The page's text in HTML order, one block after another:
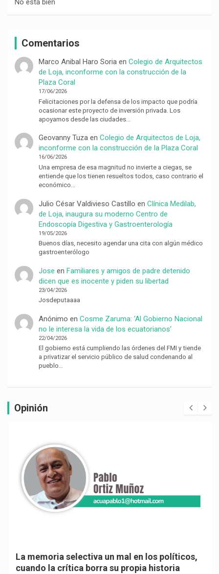
No está bien
Comentarios
Marco Anibal Haro Soriaen Colegio de Arquitectos
de Loja, inconforme con la construcción de la
Plaza Coral
17/06/2026
Felicitaciones por la defensa de los impacto que podría
ocasionar este proyecto de inversión privada. Los
apoyamos desde las ciudades…
Geovanny Tuzaen Colegio de Arquitectos de Loja,
inconforme con la construcción de la Plaza Coral
16/06/2026
Una empresa de esa magnitud no invierte a ciegas, se
entiende que los tienen resueltos todos, caso contrario el
económico…
Julio César Valdivieso Castillo en Clínica Medilab,
de Loja, inaugura su moderno Centro de
Endoscopía Digestiva y Gastroenterología
19/05/2026
Buenos días, necesito agendar una cita con algún médico
gastroenterólogo
Jose en Familiares y amigos de padre detenido
dicen que es inocente y piden su libertad
23/04/2026
Josdeputaaaa
Anónimo en Cosme Zaruma: ‘Al Gobierno Nacional
no le interesa la vida de los ecuatorianos’
22/04/2026
El gobierno está cumpliendo las órdenes del FMI y tiende
a privatizar el servicio público de salud condenando al
pueblo…
Opinión
La memoria selectiva un mal en los políticos,
cuando la crítica borra su propia historia